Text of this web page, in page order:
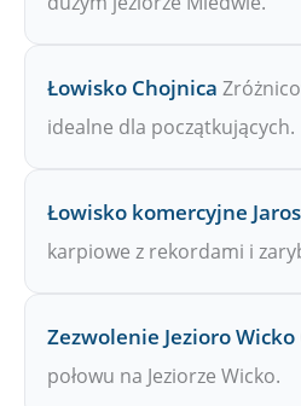
Łowisko Chojnica
idealne dla początkujących.
Łowisko komercyjne
karpiowe z rekordami i
Zezwolenie Jezioro Wicko
połowu na Jeziorze Wicko.